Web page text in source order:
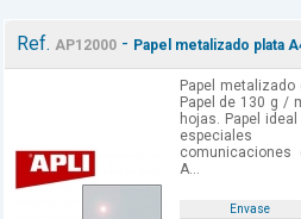
Ref. AP12000- Papel metalizado plata
Papel
Papel de 130 g /
hojas. Papel
especiales
A...
Envase